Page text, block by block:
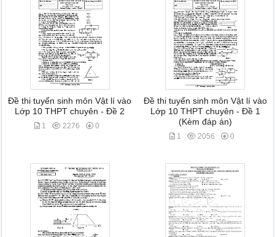
Đề thi tuyển sinh môn Vật lí vào
Lớp 10 THPT chuyên - Đề 2
1 2276 0
Đề thi tuyển sinh môn Vật lí vào
Lớp 10 THPT chuyên - Đề 1
(Kèm đáp án)
1 2056 0